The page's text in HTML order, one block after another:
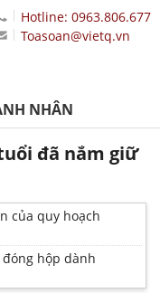
Hotline: 0963.806.677
Toasoan@vietq.vn
NHÂN
đã nắm giữ
của quy hoạch
đóng hộp dành